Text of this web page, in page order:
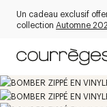
Un cadeau exclusif
collection Automne